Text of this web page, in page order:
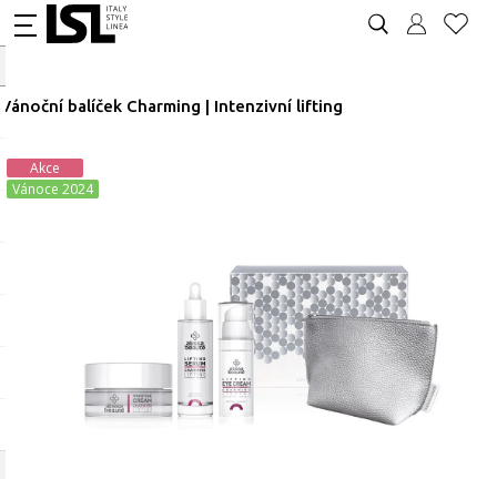
Vánoční balíček Charming | Intenzivní lifting
Akce
Vánoce 2024